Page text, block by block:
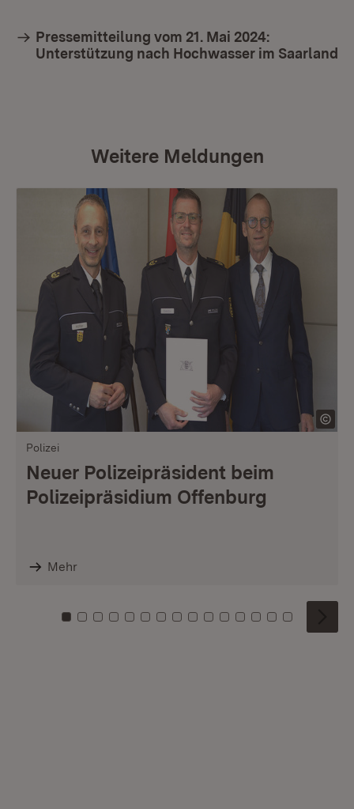
Pressemitteilung vom 21. Mai 2024:
Unterstützung nach Hochwasser im Saarland
Weitere Meldungen
Polizei
Neuer Polizeipräsident beim
Polizeipräsidium Offenburg
Mehr
Zu Kachel: 0
Zu Kachel: 1
Zu Kachel: 2
Zu Kachel: 3
Zu Kachel: 4
Zu Kachel: 5
Zu Kachel: 6
Zu Kachel: 7
Zu Kachel: 8
Zu Kachel: 9
Zu Kachel: 10
Zu Kachel: 11
Zu Kachel: 12
Zu Kachel:
Zu